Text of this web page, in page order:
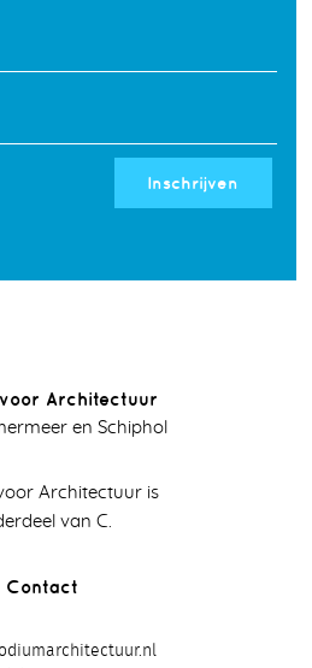
Inschrijven
Architectuur
en Schiphol
Architectuur is
van C.
Contact